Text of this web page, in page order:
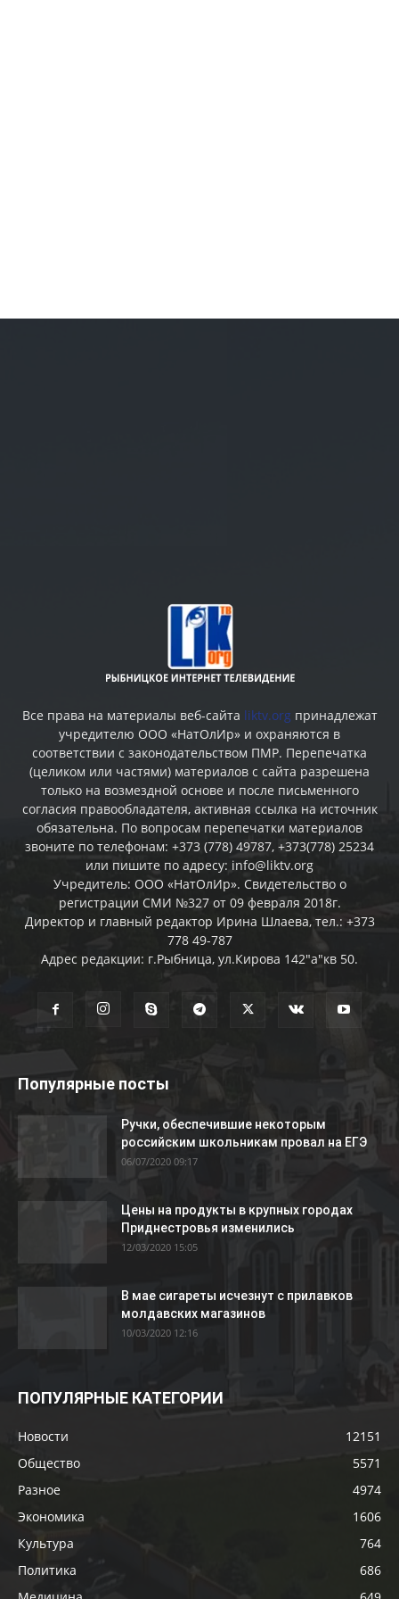
Все права на материалы веб-сайта liktv.org принадлежат
учредителю ООО «НатОлИр» и охраняются в
соответствии с законодательством ПМР. Перепечатка
(целиком или частями) материалов c сайта разрешена
только на возмездной основе и после письменного
согласия правообладателя, активная ссылка на источник
обязательна. По вопросам перепечатки материалов
звоните по телефонам: +373 (778) 49787, +373(778) 25234
или пишите по адресу: info@liktv.org
Учредитель: ООО «НатОлИр». Свидетельство о
регистрации СМИ №327 от 09 февраля 2018г.
Директор и главный редактор Ирина Шлаева, тел.: +373
778 49-787
Адрес редакции: г.Рыбница, ул.Кирова 142"а"кв 50.
Популярные посты
Ручки, обеспечившие некоторым
российским школьникам провал на ЕГЭ
06/07/2020 09:17
Цены на продукты в крупных городах
Приднестровья изменились
12/03/2020 15:05
В мае сигареты исчезнут с прилавков
молдавских магазинов
10/03/2020 12:16
ПОПУЛЯРНЫЕ КАТЕГОРИИ
Новости
12151
Общество
5571
Разное
4974
Экономика
1606
Культура
764
Политика
686